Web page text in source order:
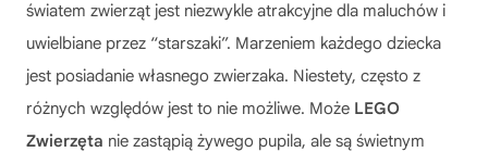
światem zwierząt jest niezwykle atrakcyjne dla maluchów i
uwielbiane przez “starszaki”. Marzeniem każdego dziecka
jest posiadanie własnego zwierzaka. Niestety, często z
różnych względów jest to nie możliwe. Może LEGO
Zwierzęta nie zastąpią żywego pupila, ale są świetnym